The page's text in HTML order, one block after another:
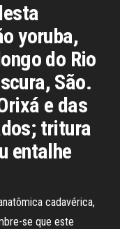
yoruba,
do Rio
São.
e das
tritura
entalhe
cadavérica,
se que este